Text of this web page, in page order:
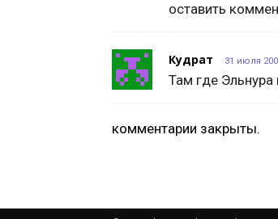
оставить
Кудрат 31 июля
Там где Эльнура
комментарии закрыты.